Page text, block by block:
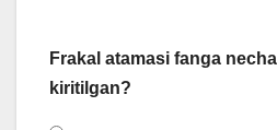
Frakal atamasi fanga
kiritilgan?